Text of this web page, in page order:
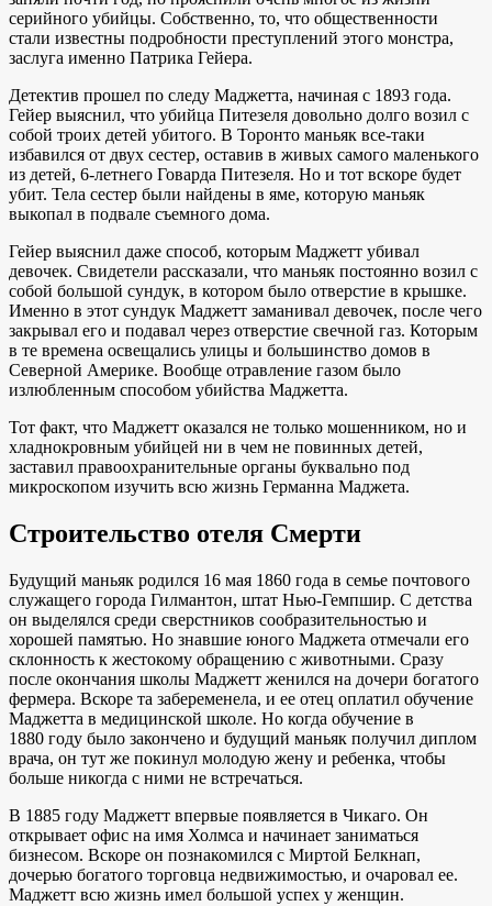
серийного убийцы. Собственно, то, что общественности
стали известны подробности преступлений этого монстра,
заслуга именно Патрика Гейера.
Детектив прошел по следу Маджетта, начиная с 1893 года.
Гейер выяснил, что убийца Питезеля довольно долго возил с
собой троих детей убитого. В Торонто маньяк все-таки
избавился от двух сестер, оставив в живых самого маленького
из детей, 6-летнего Говарда Питезеля. Но и тот вскоре будет
убит. Тела сестер были найдены в яме, которую маньяк
выкопал в подвале съемного дома.
Гейер выяснил даже способ, которым Маджетт убивал
девочек. Свидетели рассказали, что маньяк постоянно возил с
собой большой сундук, в котором было отверстие в крышке.
Именно в этот сундук Маджетт заманивал девочек, после чего
закрывал его и подавал через отверстие свечной газ. Которым
в те времена освещались улицы и большинство домов в
Северной Америке. Вообще отравление газом было
излюбленным способом убийства Маджетта.
Тот факт, что Маджетт оказался не только мошенником, но и
хладнокровным убийцей ни в чем не повинных детей,
заставил правоохранительные органы буквально под
микроскопом изучить всю жизнь Германна Маджета.
Строительство отеля Смерти
Будущий маньяк родился 16 мая 1860 года в семье почтового
служащего города Гилмантон, штат Нью-Гемпшир. С детства
он выделялся среди сверстников сообразительностью и
хорошей памятью. Но знавшие юного Маджета отмечали его
склонность к жестокому обращению с животными. Сразу
после окончания школы Маджетт женился на дочери богатого
фермера. Вскоре та забеременела, и ее отец оплатил обучение
Маджетта в медицинской школе. Но когда обучение в
1880 году было закончено и будущий маньяк получил диплом
врача, он тут же покинул молодую жену и ребенка, чтобы
больше никогда с ними не встречаться.
В 1885 году Маджетт впервые появляется в Чикаго. Он
открывает офис на имя Холмса и начинает заниматься
бизнесом. Вскоре он познакомился с Миртой Белкнап,
дочерью богатого торговца недвижимостью, и очаровал ее.
Маджетт всю жизнь имел большой успех у женщин.